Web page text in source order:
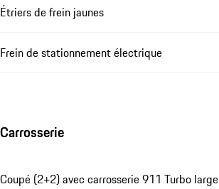
Étriers de frein jaunes
Frein de stationnement électrique
Carrosserie
Coupé (2+2) avec carrosserie 911 Turbo large